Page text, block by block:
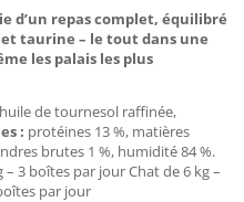
d’un repas complet, équilibré
taurine – le tout dans une
les palais les plus
de tournesol raffinée,
: protéines 13 %, matières
brutes 1 %, humidité 84 %.
– 3 boîtes par jour Chat de 6 kg –
par jour